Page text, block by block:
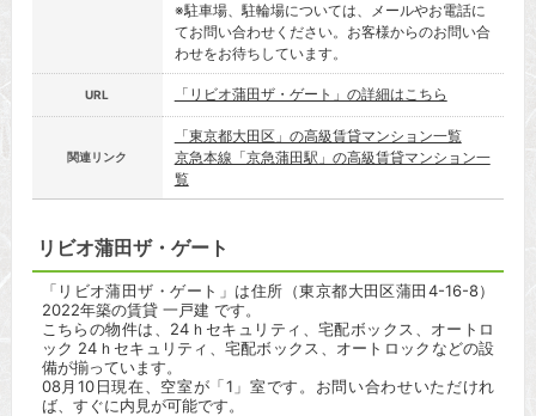
※駐車場、駐輪場については、メールやお電話に
てお問い合わせください。お客様からのお問い合
わせをお待ちしています。
URL 「リビオ蒲田ザ・ゲート」の詳細はこちら
関連リンク
「東京都大田区」の高級賃貸マンション一覧
京急本線「京急蒲田駅」の高級賃貸マンション一
覧
リビオ蒲田ザ・ゲート
「リビオ蒲田ザ・ゲート」は住所（東京都大田区蒲田4-16-8）
2022年築の賃貸 一戸建 です。
こちらの物件は、24ｈセキュリティ、宅配ボックス、オートロ
ック 24ｈセキュリティ、宅配ボックス、オートロックなどの設
備が揃っています。
08月10日現在、空室が「1」室です。お問い合わせいただけれ
ば、すぐに内見が可能です。